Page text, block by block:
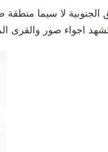
اجواء صور والقرى